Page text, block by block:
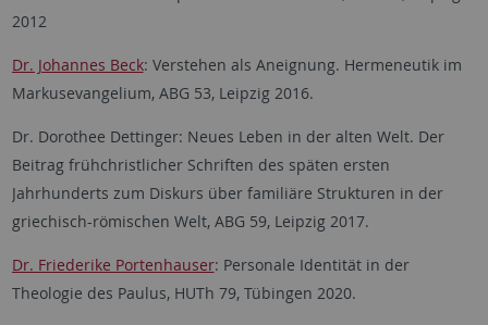
2012
Dr. Johannes Beck: Verstehen als Aneignung. Hermeneutik im
Markusevangelium, ABG 53, Leipzig 2016.
Dr. Dorothee Dettinger: Neues Leben in der alten Welt. Der
Beitrag frühchristlicher Schriften des späten ersten
Jahrhunderts zum Diskurs über familiäre Strukturen in der
griechisch-römischen Welt, ABG 59, Leipzig 2017.
Dr. Friederike Portenhauser: Personale Identität in der
Theologie des Paulus, HUTh 79, Tübingen 2020.